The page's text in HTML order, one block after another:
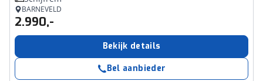
BARNEVELD
2.990,-
Bekijk details
Bel aanbieder